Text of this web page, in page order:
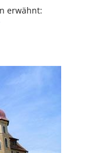
erwähnt: